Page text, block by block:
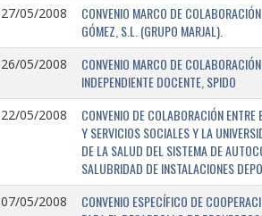
27/05/2008
CONVENIO MARCO DE
GÓMEZ, S.L. (GRUPO MARJAL).
26/05/2008
CONVENIO MARCO DE
INDEPENDIENTE DOCENTE, SPIDO
22/05/2008
CONVENIO DE COLABORACIÓN
Y SERVICIOS SOCIALES Y LA
DE LA SALUD DEL SISTEMA DE
SALUBRIDAD DE INSTALACIONES
07/05/2008
CONVENIO ESPECÍFICO DE